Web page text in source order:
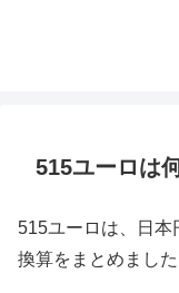
515ユーロは
515ユーロは、日本
換算をまとめました